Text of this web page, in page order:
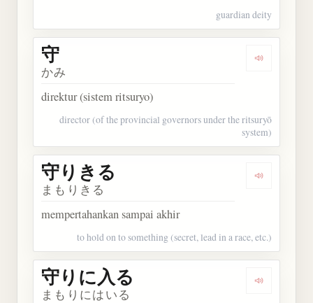
guardian deity
Dengarkan
守
かみ
direktur (sistem ritsuryo)
director (of the provincial governors under the ritsuryō
system)
Dengarkan
守りきる
まもりきる
mempertahankan sampai akhir
to hold on to something (secret, lead in a race, etc.)
Dengarkan
守りに入る
まもりにはいる